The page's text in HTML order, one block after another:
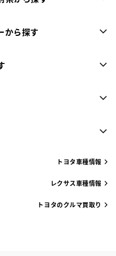
から探す
トヨタ車種情報
レクサス車種情報
トヨタのクルマ買取り